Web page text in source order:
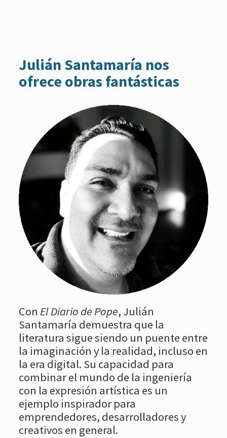
Julián Santamaría nos
ofrece obras fantásticas
Con El Diario de Pope, Julián
Santamaría demuestra que la
literatura sigue siendo un puente entre
la imaginación y la realidad, incluso en
la era digital. Su capacidad para
combinar el mundo de la ingeniería
con la expresión artística es un
ejemplo inspirador para
emprendedores, desarrolladores y
creativos en general.